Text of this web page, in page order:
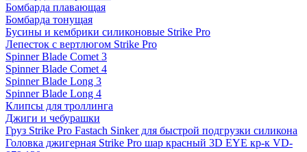
Бомбарда плавающая
Бомбарда тонущая
Бусины и кембрики силиконовые Strike Pro
Лепесток с вертлюгом Strike Pro
Spinner Blade Comet 3
Spinner Blade Comet 4
Spinner Blade Long 3
Spinner Blade Long 4
Клипсы для троллинга
Джиги и чебурашки
Груз Strike Pro Fastach Sinker для быстрой подгрузки силикона
Головка джигерная Strike Pro шар красный 3D EYE кр-к VD-